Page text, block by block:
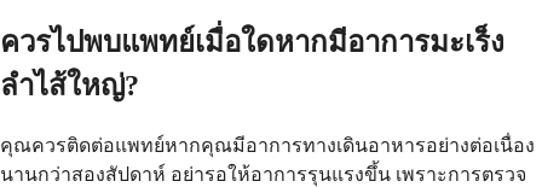
ควรไปพบแพทย์เมื่อใดหากมีอาการมะเร็ง
ลำไส้ใหญ่?
คุณควรติดต่อแพทย์หากคุณมีอาการทางเดินอาหารอย่างต่อเนื่อง
นานกว่าสองสัปดาห์ อย่ารอให้อาการรุนแรงขึ้น เพราะการตรวจ